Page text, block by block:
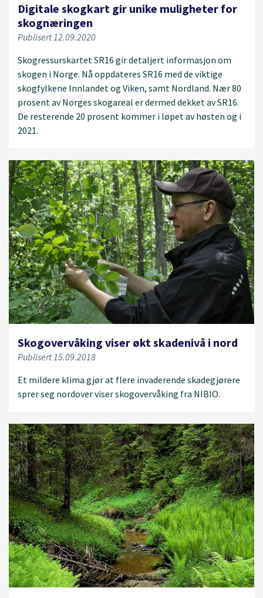
Digitale skogkart gir unike muligheter for
skognæringen
Publisert 12.09.2020
Skogressurskartet SR16 gir detaljert informasjon om
skogen i Norge. Nå oppdateres SR16 med de viktige
skogfylkene Innlandet og Viken, samt Nordland. Nær 80
prosent av Norges skogareal er dermed dekket av SR16.
De resterende 20 prosent kommer i løpet av høsten og i
2021.
Skogovervåking viser økt skadenivå i nord
Publisert 15.09.2018
Et mildere klima gjør at flere invaderende skadegjørere
sprer seg nordover viser skogovervåking fra NIBIO.